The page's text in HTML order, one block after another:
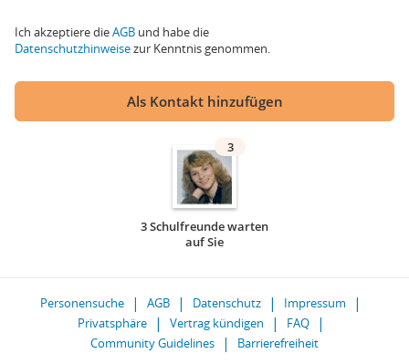
Ich akzeptiere dieAGB und habe die
Datenschutzhinweisezur Kenntnis genommen.
Als Kontakt hinzufügen
3
3 Schulfreunde warten
auf Sie
Personensuche AGB Datenschutz
Impressum
Privatsphäre
Vertrag kündigen
FAQ
Community Guidelines
Barrierefreiheit